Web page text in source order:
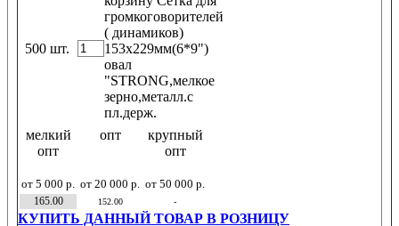
500 шт.
мелкий
опт
от 5 000 р.
опт
от 20 000 р.
крупный
опт
от 50 000 р.
165.00
152.00 -
КУПИТЬ ДАННЫЙ ТОВАР В РОЗНИЦУ